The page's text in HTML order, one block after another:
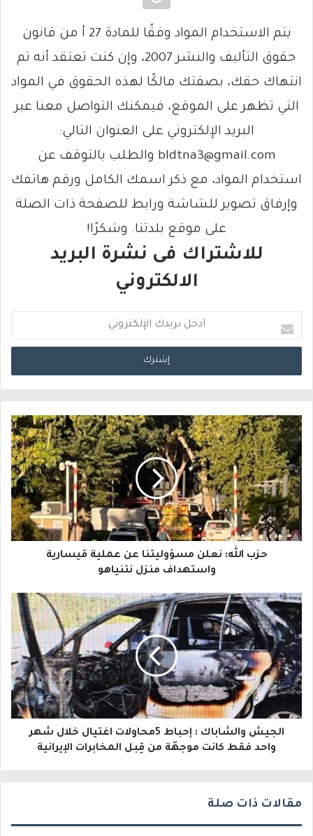
يتم الاستخدام المواد وفقًا للمادة 27 أ من قانون
حقوق التأليف والنشر 2007، وإن كنت تعتقد أنه تم
انتهاك حقك، بصفتك مالكًا لهذه الحقوق في المواد
التي تظهر على الموقع، فيمكنك التواصل معنا عبر
البريد الإلكتروني على العنوان التالي:
bldtna3@gmail.com والطلب بالتوقف عن
استخدام المواد، مع ذكر اسمك الكامل ورقم هاتفك
وإرفاق تصوير للشاشة ورابط للصفحة ذات الصلة
على موقع بلدتنا. وشكرًا!
للاشتراك فى نشرة البريد
الالكتروني
د
خ
ب
ر
ي
د
ك
ا
إ
ل
ك
ت
ر
و
حزب الله: نعلن مسؤوليتنا عن عملية قيسارية
واستهداف منزل نتنياهو
الجيش والشاباك : إحباط 5محاولات اغتيال خلال شهر
واحد فقط كانت موجهّة من قِبل المخابرات الإيرانية
مقالات ذات صلة